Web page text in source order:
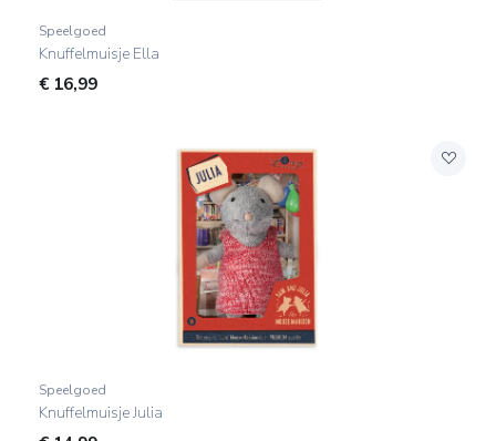
Speelgoed
Knuffelmuisje Ella
€ 16,99
Speelgoed
Knuffelmuisje Julia